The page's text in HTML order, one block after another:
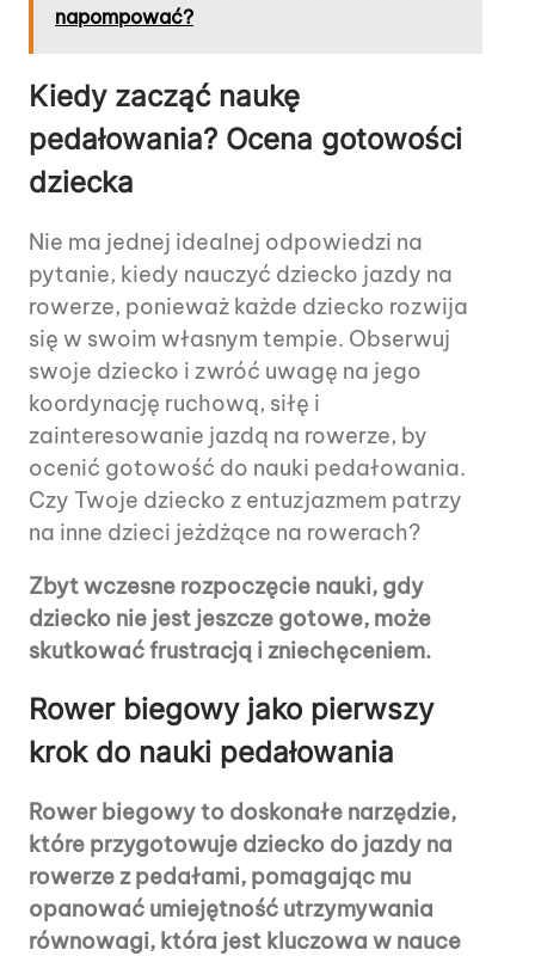
napompować?
Kiedy zacząć naukę
pedałowania? Ocena gotowości
dziecka
Nie ma jednej idealnej odpowiedzi na
pytanie, kiedy nauczyć dziecko jazdy na
rowerze, ponieważ każde dziecko rozwija
się w swoim własnym tempie. Obserwuj
swoje dziecko i zwróć uwagę na jego
koordynację ruchową, siłę i
zainteresowanie jazdą na rowerze, by
ocenić gotowość do nauki pedałowania.
Czy Twoje dziecko z entuzjazmem patrzy
na inne dzieci jeżdżące na rowerach?
Zbyt wczesne rozpoczęcie nauki, gdy
dziecko nie jest jeszcze gotowe, może
skutkować frustracją i zniechęceniem.
Rower biegowy jako pierwszy
krok do nauki pedałowania
Rower biegowy to doskonałe narzędzie,
które przygotowuje dziecko do jazdy na
rowerze z pedałami, pomagając mu
opanować umiejętność utrzymywania
równowagi, która jest kluczowa w nauce